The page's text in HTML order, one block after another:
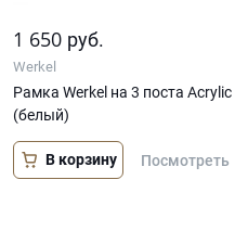
1 650 руб.
Werkel
Рамка Werkel на 3 поста Acrylic
(белый)
В корзину Посмотреть